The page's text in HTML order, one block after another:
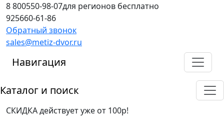
8 800550-98-07для регионов бесплатно
925660-61-86
Обратный звонок
sales@metiz-dvor.ru
Навигация
Каталог и поиск
СКИДКА действует уже от 100р!